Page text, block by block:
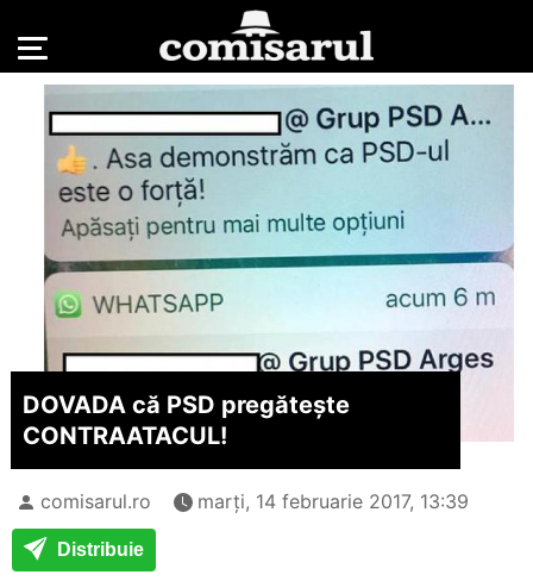
DOVADA că PSD pregătește
CONTRAATACUL!
comisarul.ro marți, 14 februarie 2017, 13:39
Distribuie